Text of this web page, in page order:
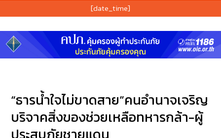
[date_time]
“ธารน้ำใจไม่ขาดสาย”คนอำนาจเจริญ
บริจาคสิ่งของช่วยเหลือทหารกล้า-ผู้